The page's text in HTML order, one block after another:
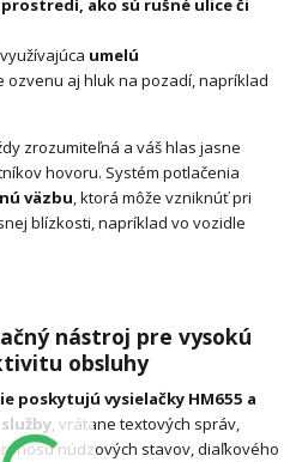
ako sú rušné ulice či
umelú
aj hluk na pozadí, napríklad
zrozumiteľná a váš hlas jasne
hovoru. Systém potlačenia
väzbu, ktorá môže vzniknúť pri
blízkosti, napríklad vo vozidle
nástroj pre vysokú
obsluhy
poskytujú vysielačky HM655 a
, vrátane textových správ,
núdzových stavov, diaľkového